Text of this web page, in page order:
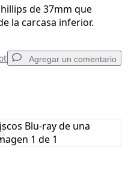
de 37mm que
la carcasa inferior.
Agregar un comentario